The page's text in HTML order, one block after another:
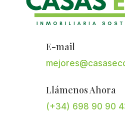
E-mail
Llámenos Ahora
(+34) 698 90 90